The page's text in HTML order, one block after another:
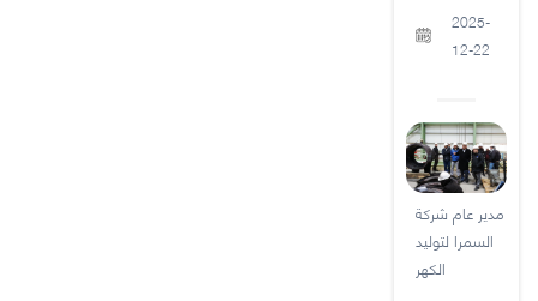
2025-
12-22
مدير عام شركة
السمرا لتوليد
الكهر